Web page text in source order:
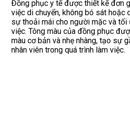
Đồng phục y tế được thiết kế đơn
việc di chuyển, không bó sát hoặc
sự thoải mái cho người mặc và tối
việc. Tông màu của đồng phục
màu cơ bản và nhẹ nhàng, tạo sự
nhân viên trong quá trình làm việc.